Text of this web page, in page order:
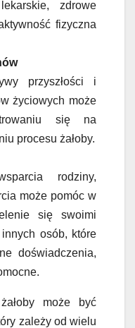
zdrowe
fizyczna
przyszłości i
życiowych może
się na
procesu żałoby.
rodziny,
może pomóc w
się swoimi
osób, które
doświadczenia,
może być
zależy od wielu